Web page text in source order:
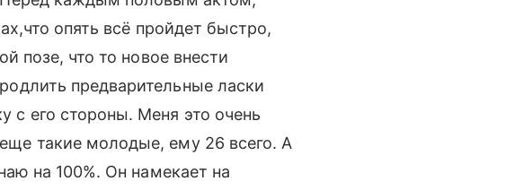
опять всё пройдет быстро,
позе, что то новое внести
предварительные ласки
его стороны. Меня это очень
такие молодые, ему 26 всего. А
на 100%. Он намекает на